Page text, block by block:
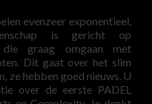
evenzeer exponentieel,
is gericht op
die graag omgaan met
Dit gaat over het slim
ze hebben goed nieuws. U
over de eerste PADEL